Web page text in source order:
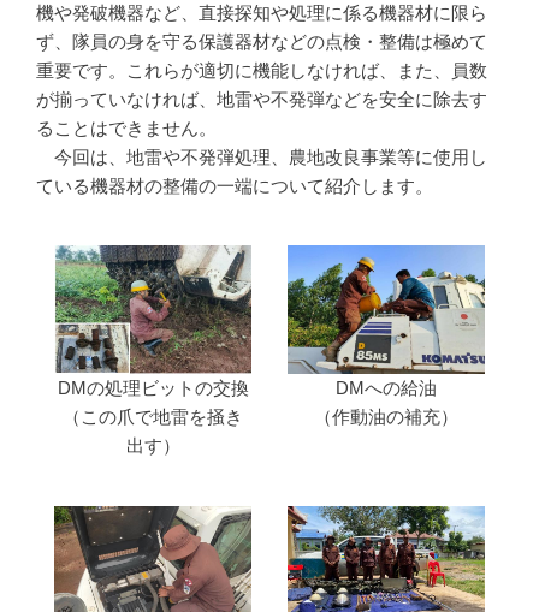
機や発破機器など、直接探知や処理に係る機器材に限ら
ず、隊員の身を守る保護器材などの点検・整備は極めて
重要です。これらが適切に機能しなければ、また、員数
が揃っていなければ、地雷や不発弾などを安全に除去す
ることはできません。
今回は、地雷や不発弾処理、農地改良事業等に使用し
ている機器材の整備の一端について紹介します。
DMの処理ビットの交換
（この爪で地雷を掻き
出す）
DMへの給油
（作動油の補充）